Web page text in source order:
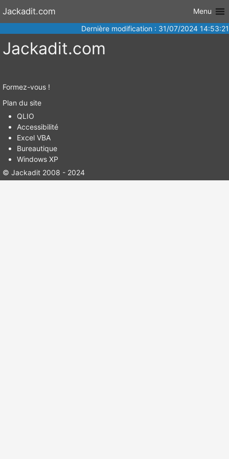
Aller au
Jackadit.com
Menu
Dernière modification : 31/07/2024 14:53:21
Jackadit.com
Formez-vous !
Plan du site
QLIO
Accessibilité
Excel VBA
Bureautique
Windows XP
© Jackadit 2008 - 2024